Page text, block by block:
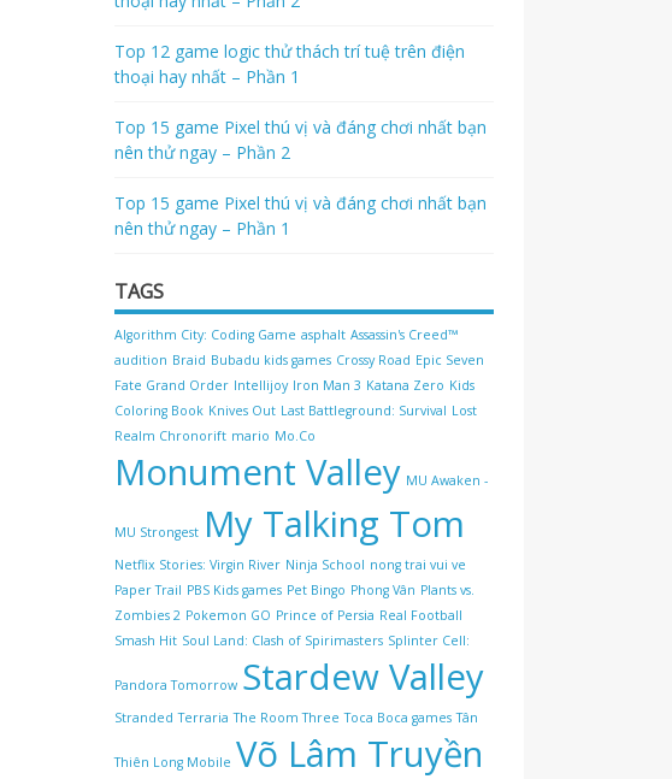
Top 12 game logic thử thách trí tuệ trên điện
thoại hay nhất – Phần 1
Top 15 game Pixel thú vị và đáng chơi nhất bạn
nên thử ngay – Phần 2
Top 15 game Pixel thú vị và đáng chơi nhất bạn
nên thử ngay – Phần 1
TAGS
Algorithm City: Coding Game asphalt Assassin's Creed™
audition Braid Bubadu kids games Crossy Road Epic Seven
Fate Grand Order Intellijoy Iron Man 3 Katana Zero Kids
Coloring Book Knives Out Last Battleground: Survival Lost
Realm Chronorift mario Mo.Co
Monument Valley MU Awaken -
MU Strongest My Talking Tom
Netflix Stories: Virgin River Ninja School nong trai vui ve
Paper Trail PBS Kids games Pet Bingo Phong Vân Plants vs.
Zombies 2 Pokemon GO Prince of Persia Real Football
Smash Hit Soul Land: Clash of Spirimasters Splinter Cell:
Pandora Tomorrow Stardew Valley
Stranded Terraria The Room Three Toca Boca games Tân
Thiên Long Mobile Võ Lâm Truyền